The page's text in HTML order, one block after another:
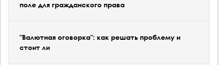
поле для гражданского права
"Валютная оговорка": как решать проблему и
стоит ли